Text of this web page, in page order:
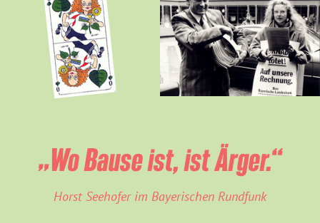
„Wo Bause ist, ist Ärger.“
Horst Seehofer im Bayerischen Rundfunk